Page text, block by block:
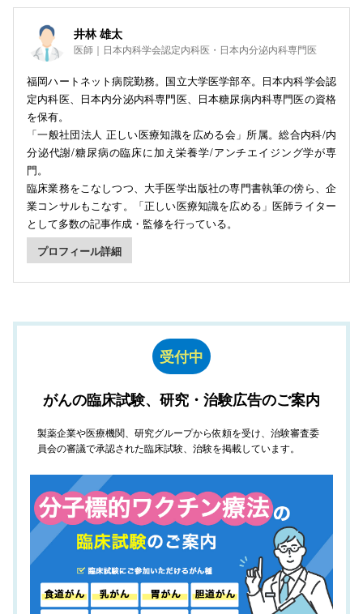
井林 雄太
医師｜日本内科学会認定内科医・日本内分泌内科専門医
福岡ハートネット病院勤務。国立大学医学部卒。日本内科学会認
定内科医、日本内分泌内科専門医、日本糖尿病内科専門医の資格
を保有。
「一般社団法人 正しい医療知識を広める会」所属。総合内科/内
分泌代謝/糖尿病の臨床に加え栄養学/アンチエイジング学が専
門。
臨床業務をこなしつつ、大手医学出版社の専門書執筆の傍ら、企
業コンサルもこなす。「正しい医療知識を広める」医師ライター
として多数の記事作成・監修を行っている。
プロフィール詳細
受付中
がんの臨床試験、研究・治験広告のご案内
製薬企業や医療機関、研究グループから依頼を受け、治験審査委
員会の審議で承認された臨床試験、治験を掲載しています。